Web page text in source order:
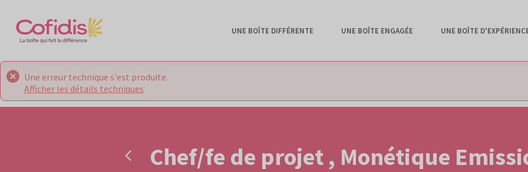
UNE BOÎTE DIFFÉRENTE UNE BOÎTE ENGAGÉE UNE BOÎTE
Une erreur technique s'est produite.
Afficher les détails techniques
Chef/fe de projet , Monétique